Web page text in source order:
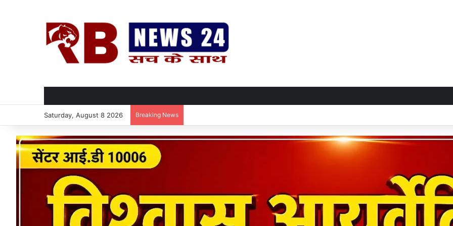
Saturday, August 8 2026 Breaking News